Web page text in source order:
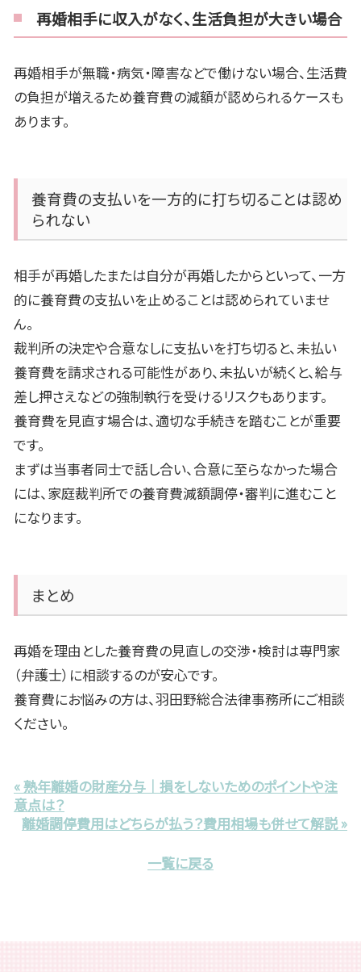
再婚相手に収入がなく、生活負担が大きい場合
再婚相手が無職・病気・障害などで働けない場合、生活費
の負担が増えるため養育費の減額が認められるケースも
あります。
養育費の支払いを一方的に打ち切ることは認め
られない
相手が再婚したまたは自分が再婚したからといって、一方
的に養育費の支払いを止めることは認められていませ
ん。
裁判所の決定や合意なしに支払いを打ち切ると、未払い
養育費を請求される可能性があり、未払いが続くと、給与
差し押さえなどの強制執行を受けるリスクもあります。
養育費を見直す場合は、適切な手続きを踏むことが重要
です。
まずは当事者同士で話し合い、合意に至らなかった場合
には、家庭裁判所での養育費減額調停・審判に進むこと
になります。
まとめ
再婚を理由とした養育費の見直しの交渉・検討は専門家
（弁護士）に相談するのが安心です。
養育費にお悩みの方は、羽田野総合法律事務所にご相談
ください。
« 熟年離婚の財産分与｜損をしないためのポイントや注
意点は？
離婚調停費用はどちらが払う？費用相場も併せて解説 »
一覧に戻る